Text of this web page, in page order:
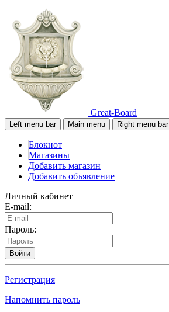
Great-Board
Left menu bar Main menu Right menu bar
Блокнот
Магазины
Добавить магазин
Добавить объявление
Личный кабинет
E-mail:
Пароль:
Войти
Регистрация
Напомнить пароль